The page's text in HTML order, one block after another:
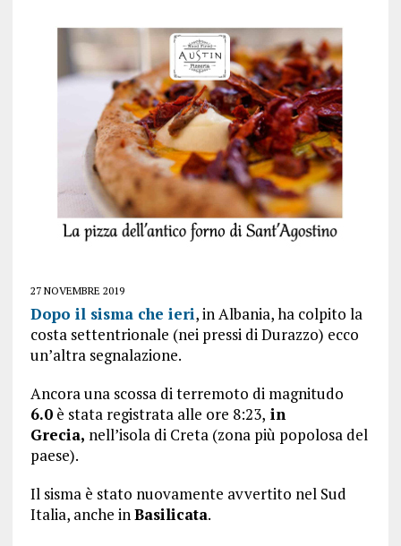
27 NOVEMBRE 2019
Dopo il sisma che ieri, in Albania, ha colpito la
costa settentrionale (nei pressi di Durazzo) ecco
un’altra segnalazione.
Ancora una scossa di terremoto di magnitudo
6.0è stata registrata alle ore 8:23, in
Grecia, nell’isola di Creta (zona più popolosa del
paese).
Il sisma è stato nuovamente avvertito nel Sud
Italia, anche inBasilicata.